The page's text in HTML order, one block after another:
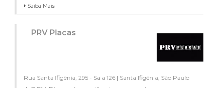
Saiba Mais
PRV Placas
Rua Santa Ifigênia, 295 - Sala 126 | Santa Ifigênia, São Paulo